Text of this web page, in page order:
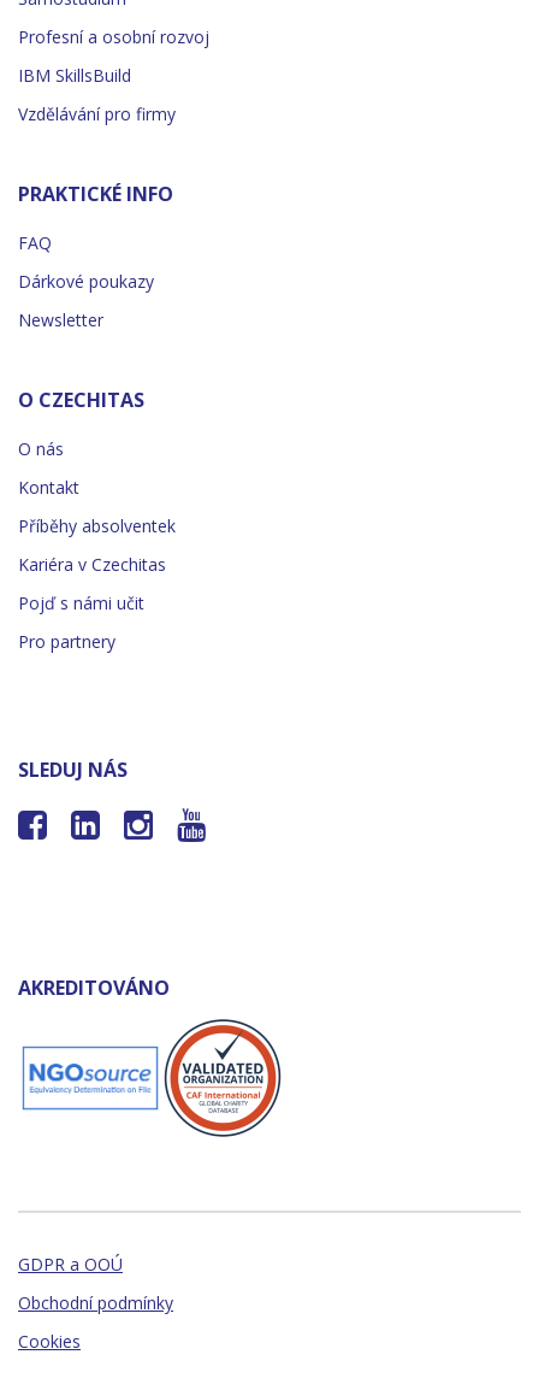
Profesní a osobní rozvoj
IBM SkillsBuild
Vzdělávání pro firmy
PRAKTICKÉ INFO
FAQ
Dárkové poukazy
Newsletter
O CZECHITAS
O nás
Kontakt
Příběhy absolventek
Kariéra v Czechitas
Pojď s námi učit
Pro partnery
SLEDUJ NÁS
   
AKREDITOVÁNO
GDPR a OOÚ
Obchodní podmínky
Cookies